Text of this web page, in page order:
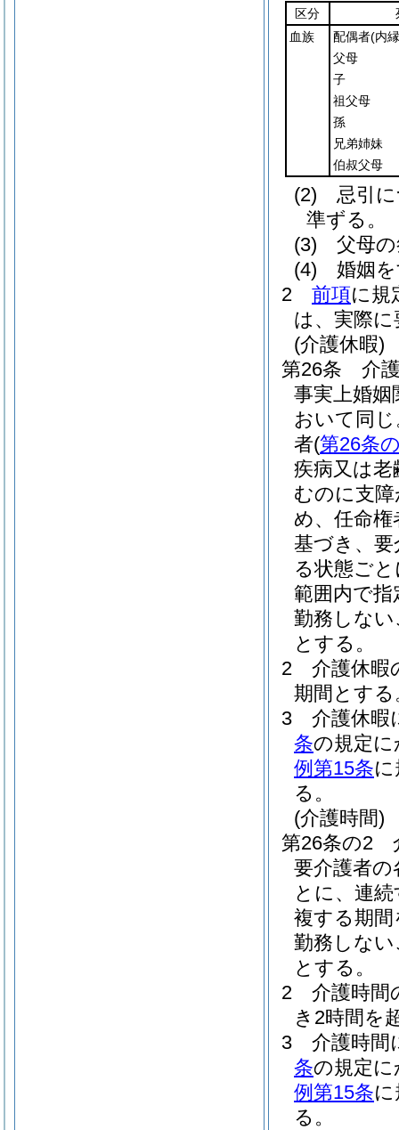
区分
血族
配偶者(内
父母
子
祖父母
孫
兄弟姉妹
伯叔父母
(2)
忌引
準ずる。
(3)
父母
(4)
婚姻
2
前項に規
は、実際
(介護休暇)
第26条
介
事実上婚
おいて同じ
者(第26条
疾病又は
むのに支
め、任命
基づき、
る状態ご
範囲内で
勤務しな
とする。
2
介護休暇
期間とする
3
介護休暇
条の規定
例第15条
る。
(介護時間)
第26条の2
要介護者
とに、連
複する期
勤務しな
とする。
2
介護時間
き2時間を
3
介護時間
条の規定
例第15条
る。